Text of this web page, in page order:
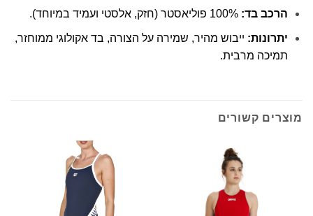
הרכב בד:
יתרונות: ייבוש מהיר, שמירה על הצורה, בד אקולוגי ממוחזר,
תמיכה מרבית.
מוצרים קשורים